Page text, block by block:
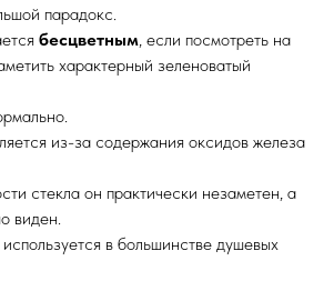
парадокс.
бесцветным , если посмотреть на
характерный зеленоватый
из-за содержания оксидов железа
стекла он практически незаметен, а
виден.
в большинстве душевых